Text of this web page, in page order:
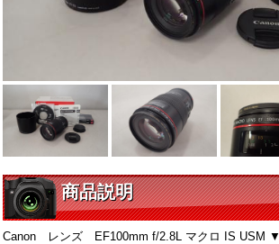
商品説明
Canon レンズ EF100mm f/2.8L マクロ IS USM ▼